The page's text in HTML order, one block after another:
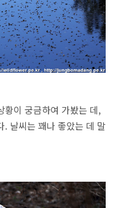
황이 궁금하여 가봤는 데,
. 날씨는 꽤나 좋았는 데 말